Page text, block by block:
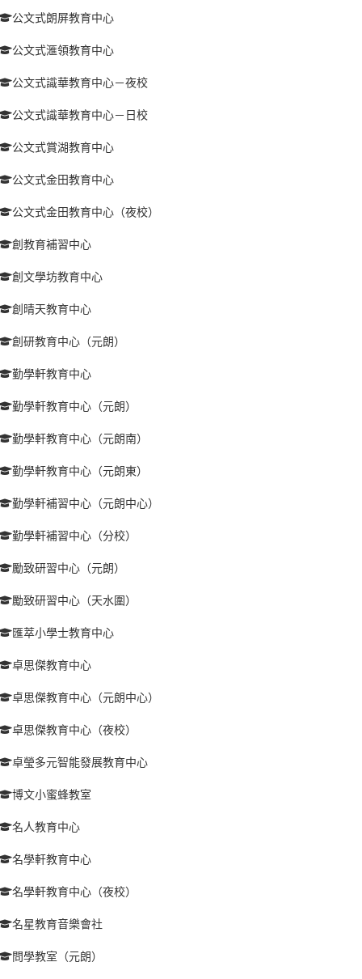
公文式朗屏教育中心
公文式滙領教育中心
公文式識華教育中心－夜校
公文式識華教育中心－日校
公文式賞湖教育中心
公文式金田教育中心
公文式金田教育中心（夜校）
創教育補習中心
創文學坊教育中心
創晴天教育中心
創研教育中心（元朗）
勤學軒教育中心
勤學軒教育中心（元朗）
勤學軒教育中心（元朗南）
勤學軒教育中心（元朗東）
勤學軒補習中心（元朗中心）
勤學軒補習中心（分校）
勵致研習中心（元朗）
勵致研習中心（天水圍）
匯萃小學士教育中心
卓思傑教育中心
卓思傑教育中心（元朗中心）
卓思傑教育中心（夜校）
卓瑩多元智能發展教育中心
博文小蜜蜂教室
名人教育中心
名學軒教育中心
名學軒教育中心（夜校）
名星教育音樂會社
問學教室（元朗）